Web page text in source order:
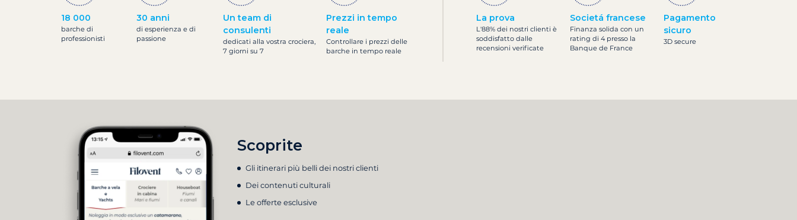
18 000
barche di
professionisti
30 anni
di esperienza e di
passione
Un team di
consulenti
dedicati alla vostra crociera,
7 giorni su 7
Prezzi in tempo
reale
Controllare i prezzi delle
barche in tempo reale
La prova
L'88% dei nostri clienti è
soddisfatto dalle
recensioni verificate
Societá francese
Finanza solida con un
rating di 4 presso la
Banque de France
Pagamento
sicuro
3D secure
Scoprite
Gli itinerari più belli dei nostri clienti
Dei contenuti culturali
Le offerte esclusive